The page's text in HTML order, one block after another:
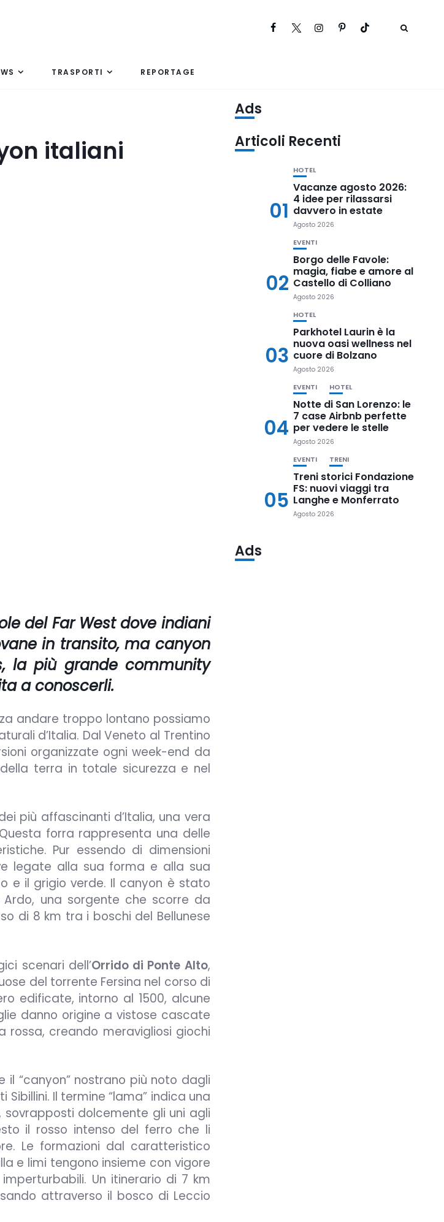
TRASPORTI REPORTAGE
italiani
del Far West dove indiani
in transito, ma canyon
, la più grande community
a conoscerli.
andare troppo lontano possiamo
d’Italia. Dal Veneto al Trentino
organizzate ogni week-end da
terra in totale sicurezza e nel
più affascinanti d’Italia, una vera
forra rappresenta una delle
Pur essendo di dimensioni
legate alla sua forma e alla sua
e il grigio verde. Il canyon è stato
una sorgente che scorre da
di 8 km tra i boschi del Bellunese
scenari dell’Orrido di Ponte Alto,
del torrente Fersina nel corso di
edificate, intorno al 1500, alcune
danno origine a vistose cascate
creando meravigliosi giochi
“canyon” nostrano più noto dagli
Il termine “lama” indica una
dolcemente gli uni agli
il rosso intenso del ferro che li
Le formazioni dal caratteristico
e limi tengono insieme con vigore
Un itinerario di 7 km
attraverso il bosco di Leccio
Ads
Articoli Recenti
01
HOTEL
Vacanze agosto 2026:
4 idee per rilassarsi
davvero in estate
Agosto 2026
02
EVENTI
Borgo delle Favole:
magia, fiabe e amore al
Castello di Colliano
Agosto 2026
03
HOTEL
Parkhotel Laurin è la
nuova oasi wellness nel
cuore di Bolzano
Agosto 2026
04
EVENTI HOTEL
Notte di San Lorenzo: le
7 case Airbnb perfette
per vedere le stelle
Agosto 2026
05
EVENTI TRENI
Treni storici Fondazione
FS: nuovi viaggi tra
Langhe e Monferrato
Agosto 2026
Ads